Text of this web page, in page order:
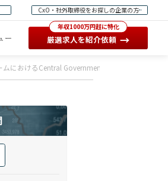
CxO・社外取締役をお探しの企業の方
ー
年収1000万円超に特化
厳選求人を紹介依頼 →
におけるCentral Government（中央省庁、社会